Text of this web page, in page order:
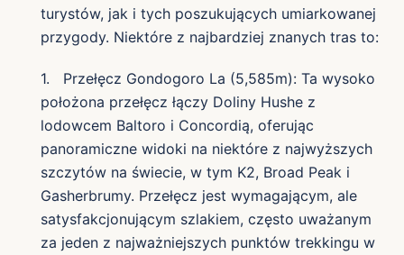
turystów, jak i tych poszukujących umiarkowanej
przygody. Niektóre z najbardziej znanych tras to:
1. Przełęcz Gondogoro La (5,585m): Ta wysoko
położona przełęcz łączy Doliny Hushe z
lodowcem Baltoro i Concordią, oferując
panoramiczne widoki na niektóre z najwyższych
szczytów na świecie, w tym K2, Broad Peak i
Gasherbrumy. Przełęcz jest wymagającym, ale
satysfakcjonującym szlakiem, często uważanym
za jeden z najważniejszych punktów trekkingu w